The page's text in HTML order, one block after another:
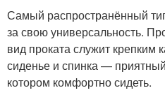
Самый распространённый
за свою универсальность.
вид проката служит
сиденье и спинка —
котором комфортно сидеть.